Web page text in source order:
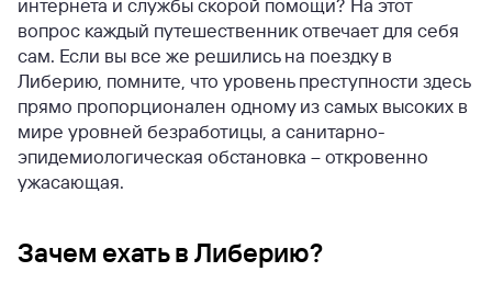
интернета и службы скорой помощи? На этот
вопрос каждый путешественник отвечает для себя
сам. Если вы все же решились на поездку в
Либерию, помните, что уровень преступности здесь
прямо пропорционален одному из самых высоких в
мире уровней безработицы, а санитарно-
эпидемиологическая обстановка – откровенно
ужасающая.
Зачем ехать в Либерию?